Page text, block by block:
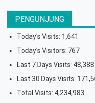
PENGUNJUNG
Today's Visits: 1,641
Today's Visitors: 767
Last 7 Days Visits: 48,388
Last 30 Days Visits:
Total Visits: 4,234,983